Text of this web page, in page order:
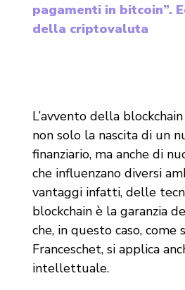
pagamenti in bitcoin”.
della criptovaluta
L’avvento della
non solo la nascita di un
finanziario, ma anche di
che influenzano diversi
vantaggi infatti, delle
blockchain è la garanzia
che, in questo caso, come
Franceschet, si applica
intellettuale.